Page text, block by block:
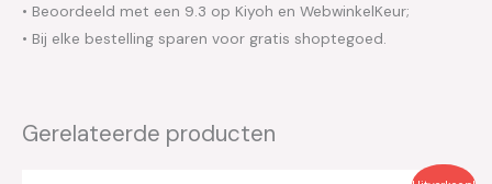
• Beoordeeld met een 9.3 op Kiyoh en WebwinkelKeur;
• Bij elke bestelling sparen voor gratis shoptegoed.
Gerelateerde producten